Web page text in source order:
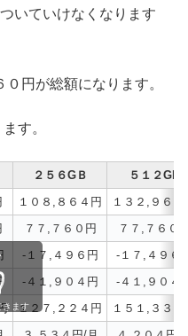
いていけなくなります
円が総額になります。
す。
２５６GＢ
５１２GB
１０８,８６４円
１３２,９６９
７７,７６０円
７７,７６０
-１７,４９６円
-１７,４９６
-４１,９０４円
-４１,９０４
１２７,２２４円
１５１,３３０
きます